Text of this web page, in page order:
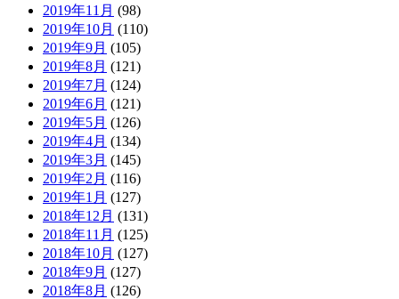
2019年11月 (98)
2019年10月 (110)
2019年9月 (105)
2019年8月 (121)
2019年7月 (124)
2019年6月 (121)
2019年5月 (126)
2019年4月 (134)
2019年3月 (145)
2019年2月 (116)
2019年1月 (127)
2018年12月 (131)
2018年11月 (125)
2018年10月 (127)
2018年9月 (127)
2018年8月 (126)